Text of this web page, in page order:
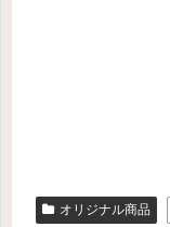
オリジナル商品